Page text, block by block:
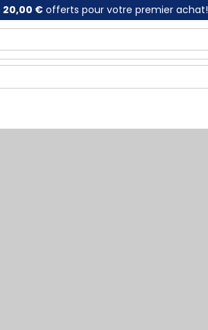
20,00 €offerts pour votre premier achat!